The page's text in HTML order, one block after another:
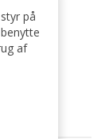
på
af